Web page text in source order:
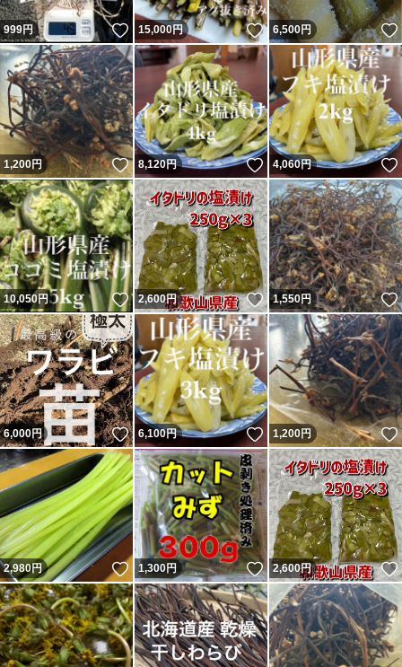
999円 いいね！
15,000円 いいね！
6,500円
1,200円 いいね！
8,120円 いいね！
4,060円
10,050円 いいね！
2,600円 いいね！
1,550円
6,000円 いいね！
6,100円 いいね！
1,200円
2,980円 いいね！
1,300円 いいね！
2,600円